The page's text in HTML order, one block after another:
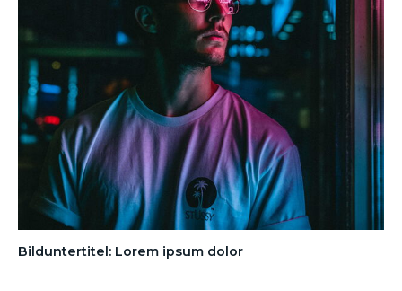
Bilduntertitel: Lorem ipsum dolor